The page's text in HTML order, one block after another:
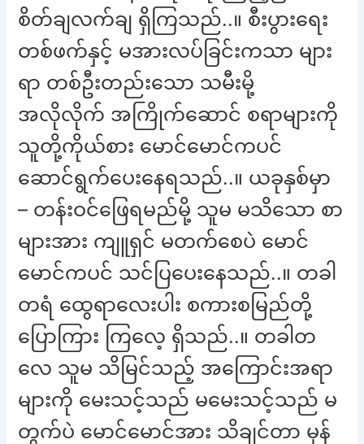
စိတ်ချလက်ချ ရှိကြသည်..။ စီးပွားရေး
တစ်ဖက်နှင့် မအားလပ်ခြင်းကသာ များ
ရာ တစ်ဦးတည်းသော သမီးမို့
အလိုလိုက် အကြိုက်ဆောင် စရာများကို
သူတို့ကိုယ်စား မောင်မောင်ကပင်
ဆောင်ရွက်ပေးနေရသည်..။ ယခုနှစ်မှာ
– တန်းဝင်ဖြေရမည်မို့ သူမ မသိသော စာ
များအား ကျူရှင် မတက်စေပဲ မောင်
မောင်ကပင် သင်ပြပေးနေသည်..။ တခါ
တရံ ထွေရာလေးပါး စကားစမြည်တို့
ပြောကြား ကြလေ့ ရှိသည်..။ တခါတ
လေ သူမ သိမြင်သည့် အကြောင်းအရာ
များကို မေးသင့်သည် မမေးသင့်သည် မ
တွက်ပဲ မောင်မောင်အား သိချင်တာ မှန်